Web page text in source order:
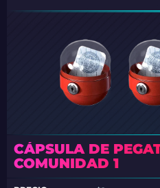
CÁPSULA DE
COMUNIDAD 1